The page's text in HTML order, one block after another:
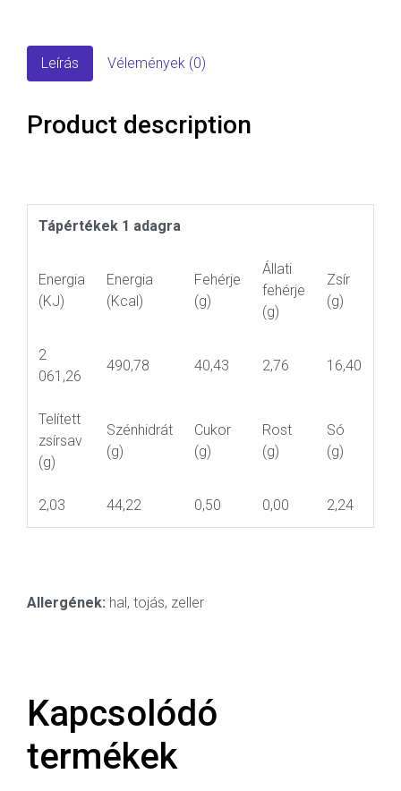
Leírás Vélemények (0)
Product description
Tápértékek 1 adagra
Energia
(KJ)
Energia
(Kcal)
Fehérje
(g)
Állati
fehérje
(g)
Zsír
(g)
2
061,26
490,78 40,43 2,76 16,40
Telített
zsírsav
(g)
Szénhidrát
(g)
Cukor
(g)
Rost
(g)
Só
(g)
2,03 44,22 0,50 0,00 2,24
Allergének: hal, tojás, zeller
Kapcsolódó
termékek